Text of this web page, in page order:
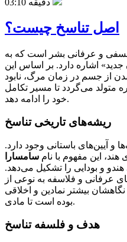
اصل تناسخ چیست؟
و عرفانی بشر است که به
اشاره دارد. بر اساس این
از جسم در زمان مرگ، نابود
متولد می‌گردد تا مسیر تکامل
خود را ادامه دهد.
ریشه‌های تاریخی تناسخ
و آیین‌های باستانی وجود دارد.
این مفهوم با نام
و بودایی را تشکیل می‌دهد.
عرفانی و فلاسفه به نوعی از
بیشتر نمادین و اخلاقی
بوده است تا مادی.
هدف و فلسفه تناسخ